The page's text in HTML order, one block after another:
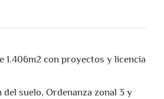
1.406m2 con proyectos y licencia
suelo, Ordenanza zonal 3 y